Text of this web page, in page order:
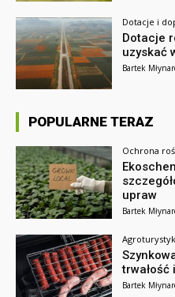
Dotacje i
Dotacje
uzyskać
Bartek
POPULARNE TERAZ
Ochrona
upraw
Bartek
trwałość
Bartek